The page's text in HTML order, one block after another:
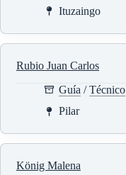
Ituzaingo
Rubio Juan Carlos
Guía /Técnico
Pilar
König Malena